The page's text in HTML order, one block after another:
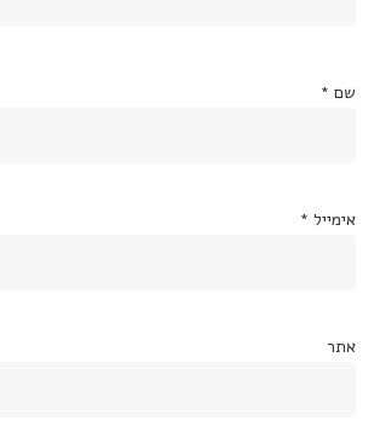
שם *
אימייל *
אתר